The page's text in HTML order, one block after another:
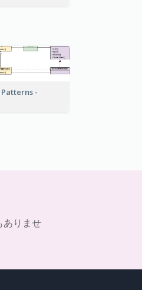
Patterns -
ありませ